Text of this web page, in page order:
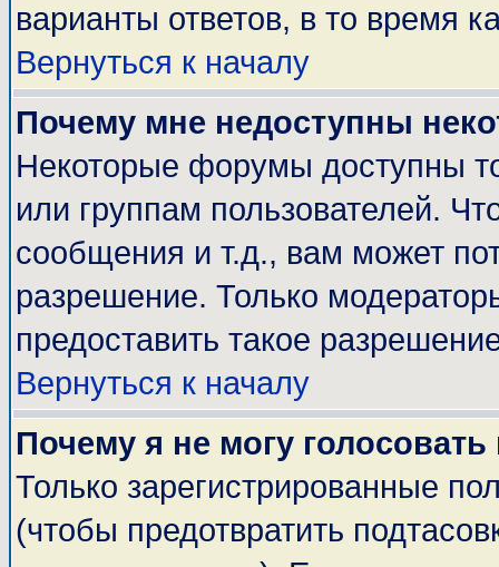
варианты ответов, в то время
Вернуться к началу
Почему мне недоступны
Некоторые форумы доступны
или группам пользователей.
сообщения и т.д., вам может
разрешение. Только
предоставить такое
Вернуться к началу
Почему я не могу
Только зарегистрированные
(чтобы предотвратить